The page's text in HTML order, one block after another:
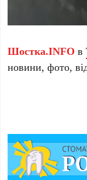
Шостка.INFO в
новини, фото,